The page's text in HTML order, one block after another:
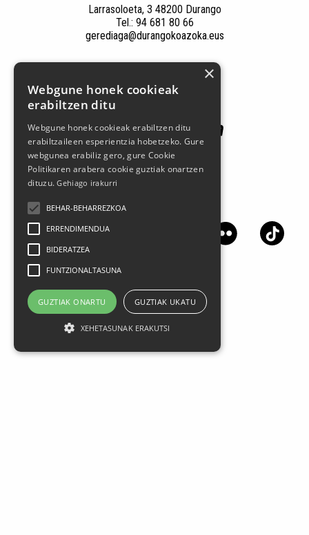
Larrasoloeta, 3 48200 Durango
Tel.: 94 681 80 66
gerediaga@durangokoazoka.eus
Jarrai gaitzazu sare sozialetan
×
Webgune honek cookieak
erabiltzen ditu
Webgune honek cookieak erabiltzen ditu
erabiltzaileen esperientzia hobetzeko. Gure
webgunea erabiliz gero, gure Cookie
Politikaren arabera cookie guztiak onartzen
dituzu.Gehiago irakurri
BEHAR-BEHARREZKOA
ERRENDIMENDUA
BIDERATZEA
FUNTZIONALTASUNA
GUZTIAK ONARTU GUZTIAK UKATU
XEHETASUNAK ERAKUTSI